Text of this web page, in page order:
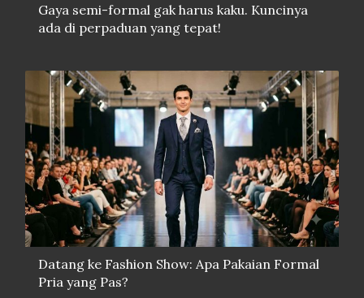
Gaya semi-formal gak harus kaku. Kuncinya
ada di perpaduan yang tepat!
Datang ke Fashion Show: Apa Pakaian Formal
Pria yang Pas?